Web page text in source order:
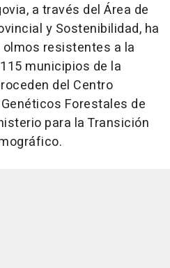
a través del Área de
y Sostenibilidad, ha
resistentes a la
municipios de la
del Centro
Forestales de
para la Transición